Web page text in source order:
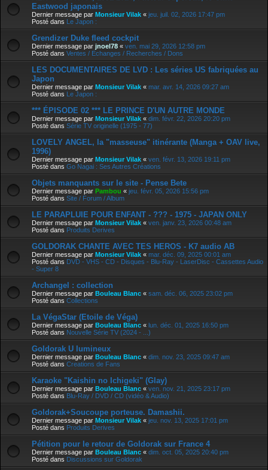
Eastwood japonais
Dernier message par Monsieur Vilak « jeu. juil. 02, 2026 17:47 pm
Posté dans Le Japon :
Grendizer Duke fleed cockpit
Dernier message par jnoel78 « ven. mai 29, 2026 12:58 pm
Posté dans Ventes / Echanges / Recherches / Dons
LES DOCUMENTAIRES DE LVD : Les séries US fabriquées au
Japon
Dernier message par Monsieur Vilak « mar. avr. 14, 2026 09:27 am
Posté dans Le Japon :
*** ÉPISODE 02 *** LE PRINCE D'UN AUTRE MONDE
Dernier message par Monsieur Vilak « dim. févr. 22, 2026 20:20 pm
Posté dans Série TV originelle (1975 - 77)
LOVELY ANGEL, la "masseuse" itinérante (Manga + OAV live,
1996)
Dernier message par Monsieur Vilak « ven. févr. 13, 2026 19:11 pm
Posté dans Go Nagai : Ses Autres Créations
Objets manquants sur le site - Pense Bete
Dernier message par Pambou « jeu. févr. 05, 2026 15:56 pm
Posté dans Site / Forum / Album
LE PARAPLUIE POUR ENFANT - ??? - 1975 - JAPAN ONLY
Dernier message par Monsieur Vilak « ven. janv. 23, 2026 00:48 am
Posté dans Produits Derives
GOLDORAK CHANTE AVEC TES HEROS - K7 audio AB
Dernier message par Monsieur Vilak « mar. déc. 09, 2025 00:01 am
Posté dans DVD - VHS - CD - Disques - Blu-Ray - LaserDisc - Cassettes Audio
- Super 8
Archangel : collection
Dernier message par Bouleau Blanc « sam. déc. 06, 2025 23:02 pm
Posté dans Collections
La VégaStar (Etoile de Véga)
Dernier message par Bouleau Blanc « lun. déc. 01, 2025 16:50 pm
Posté dans Nouvelle Série TV (2024 - ...)
Goldorak U lumineux
Dernier message par Bouleau Blanc « dim. nov. 23, 2025 09:47 am
Posté dans Creations de Fans
Karaoke "Kaishin no Ichigeki" (Glay)
Dernier message par Bouleau Blanc « ven. nov. 21, 2025 23:17 pm
Posté dans Blu-Ray / DVD / CD (vidéo & Audio)
Goldorak+Soucoupe porteuse. Damashii.
Dernier message par Monsieur Vilak « jeu. nov. 13, 2025 17:01 pm
Posté dans Produits Derives
Pétition pour le retour de Goldorak sur France 4
Dernier message par Bouleau Blanc « dim. oct. 05, 2025 20:40 pm
Posté dans Discussions sur Goldorak